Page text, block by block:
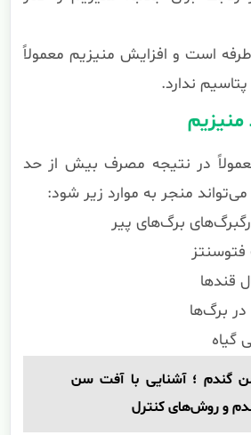
است و افزایش منیزیم معمولاً
ندارد.
منیزیم
در نتیجه مصرف بیش از حد
منجر به موارد زیر شود:
برگ‌های پیر
قندها
برگ‌ها
گیاه
گندم ؛ آشنایی با آفت سن
و روش‌های کنترل